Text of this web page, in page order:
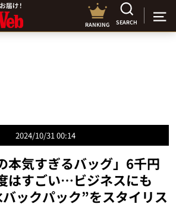
RANKING SEARCH
2024/10/31 00:14
本気すぎるバッグ」6千円
はすごい…ビジネスにも
ックパック”をスタイリス